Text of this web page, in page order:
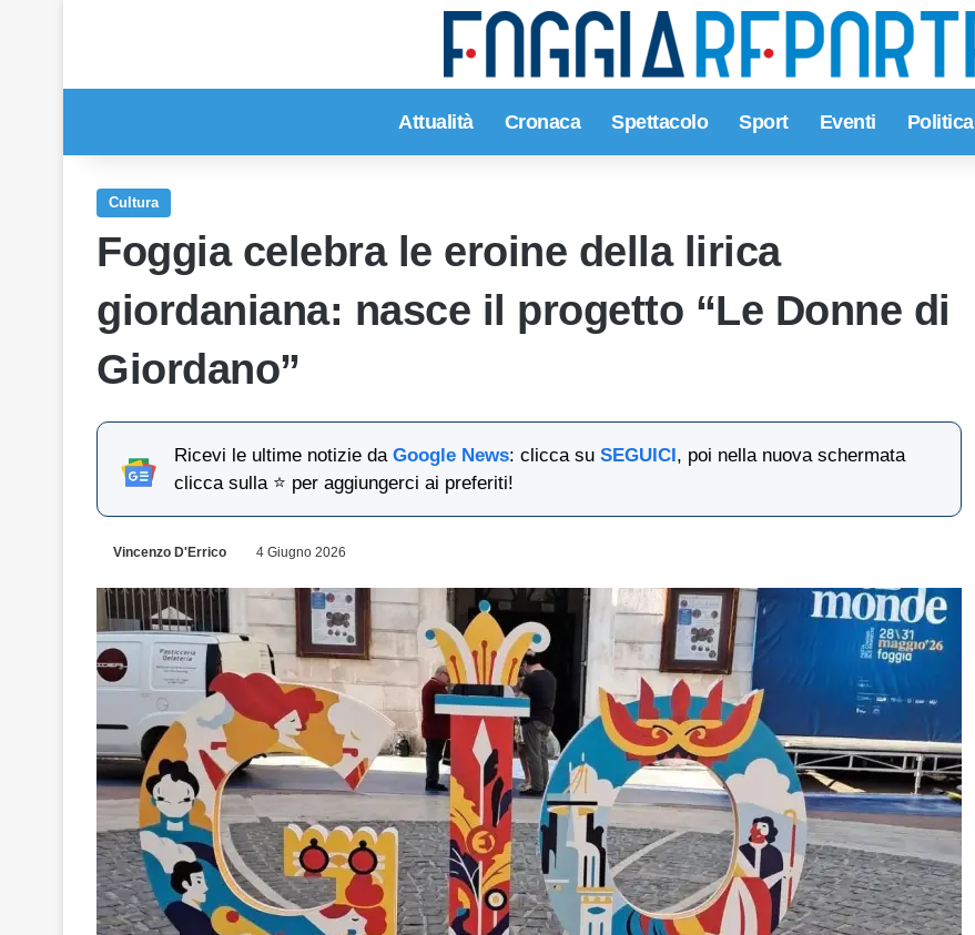
Attualità Cronaca Spettacolo Sport Eventi Politica
Cultura
Foggia celebra le eroine della lirica
giordaniana: nasce il progetto “Le Donne di
Giordano”
Ricevi le ultime notizie daGoogle News: clicca suSEGUICI, poi nella nuova schermata
clicca sulla ⭐ per aggiungerci ai preferiti!
Vincenzo D'Errico 4 Giugno 2026